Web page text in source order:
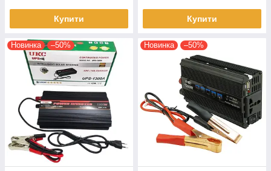
Купити Купити
Новинка –50% Новинка –50%